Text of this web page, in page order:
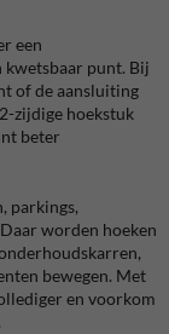
een
kwetsbaar punt. Bij
of de aansluiting
zijdige hoekstuk
beter
parkings,
worden hoeken
bewegen. Met
en voorkom